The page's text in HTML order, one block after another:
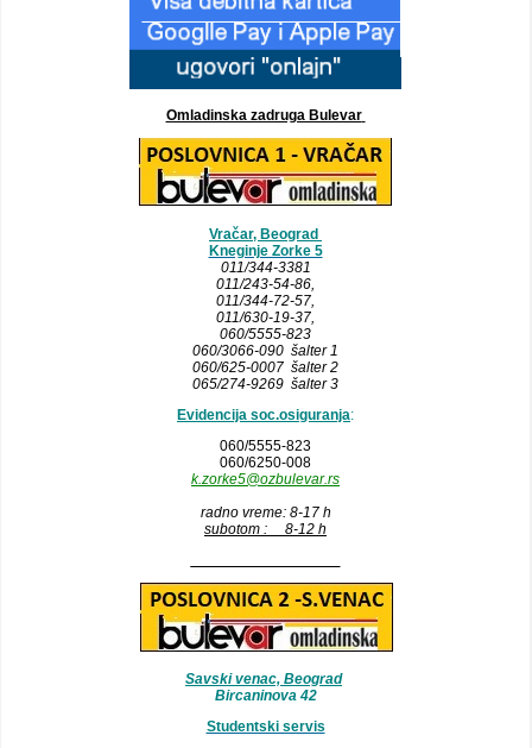
Omladinska zadruga Bulevar
Vračar, Beograd
Kneginje Zorke 5
011/344-3381
011/243-54-86,
011/344-72-57,
011/630-19-37,
060/5555-823
060/3066-090 šalter 1
060/625-0007 šalter 2
065/274-9269 šalter 3
Evidencija soc.osiguranja:
060/5555-823
060/6250-008
k.zorke5@ozbulevar.rs
radno vreme: 8-17 h
subotom : 8-12 h
Savski venac, Beograd
Bircaninova 42
Studentski servis